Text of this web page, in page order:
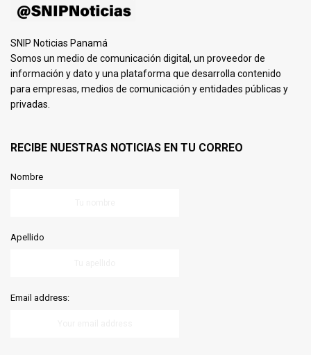
SNIP Noticias Panamá
Somos un medio de comunicación digital, un proveedor de
información y dato y una plataforma que desarrolla contenido
para empresas, medios de comunicación y entidades públicas y
privadas.
RECIBE NUESTRAS NOTICIAS EN TU CORREO
Nombre
Apellido
Email address: